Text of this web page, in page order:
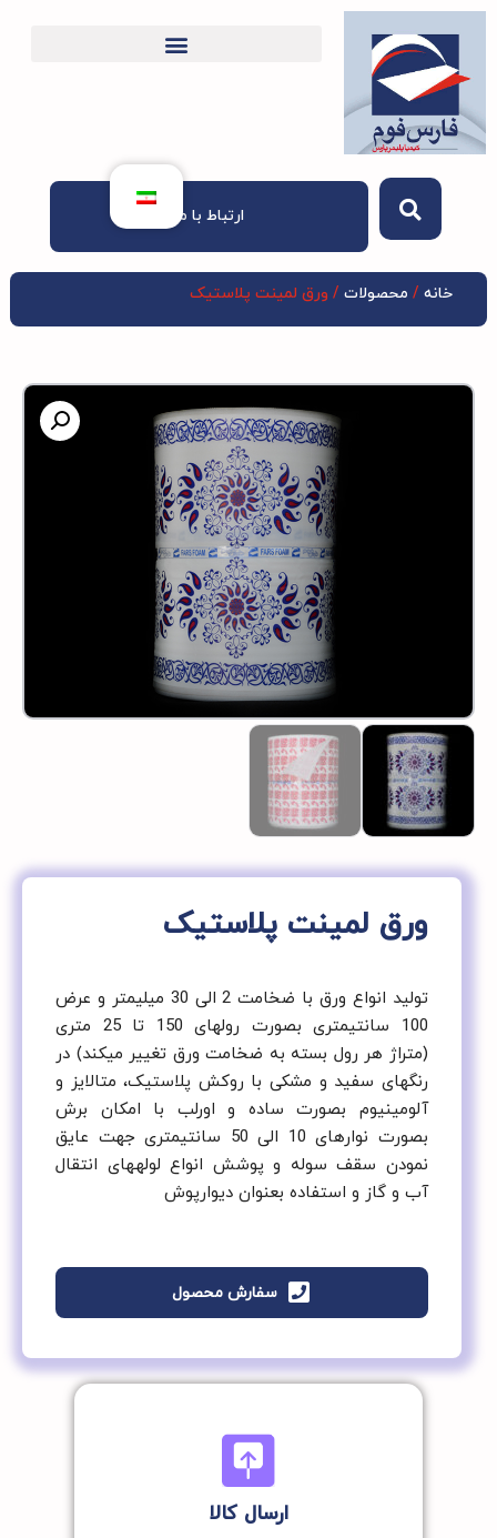
ارتباط با ما
خانه / محصولات / ورق لمینت پلاستیک
ورق لمینت پلاستیک
تولید انواع ورق با ضخامت 2 الی 30 میلیمتر و عرض
100 سانتیمتری بصورت رولهای 150 تا 25 متری
(متراژ هر رول بسته به ضخامت ورق تغییر می­کند) در
رنگهای سفید و مشکی با روکش پلاستیک، متالایز و
آلومینیوم بصورت ساده و اورلب با امکان برش
بصورت نوارهای 10 الی 50 سانتیمتری جهت عایق
نمودن سقف سوله و پوشش انواع لوله­های انتقال
آب و گاز و استفاده بعنوان دیوارپوش
سفارش محصول
ارسال کالا